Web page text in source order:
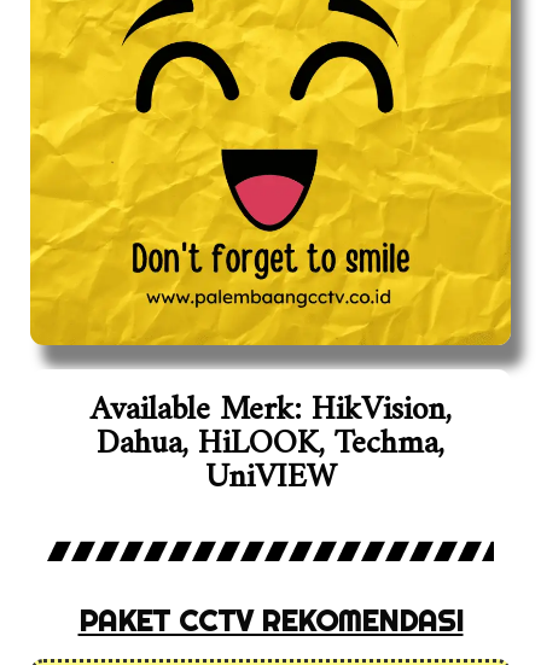
Available Merk: HikVision,
Dahua, HiLOOK, Techma,
UniVIEW
PAKET CCTV REKOMENDASI